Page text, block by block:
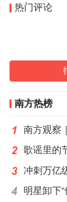
热门评论
南方热榜
南方观察